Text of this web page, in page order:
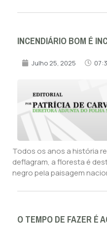
INCENDIÁRIO BOM É
Julho 25, 2025
Todos os anos a história
deflagram, a floresta é
negro pela paisagem
O TEMPO DE FAZER É